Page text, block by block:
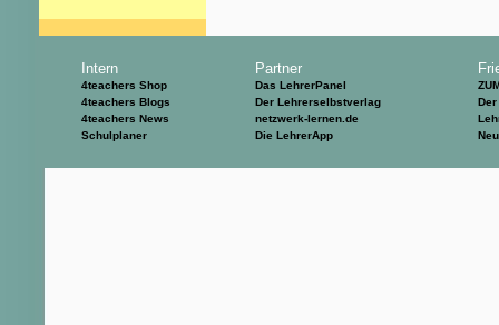
Intern
4teachers Shop
4teachers Blogs
4teachers News
Schulplaner
Partner
Das LehrerPanel
Der Lehrerselbstverlag
netzwerk-lernen.de
Die LehrerApp